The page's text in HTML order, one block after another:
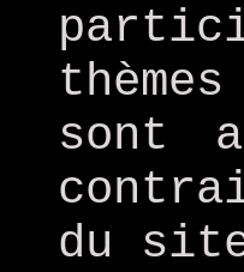
sont
du